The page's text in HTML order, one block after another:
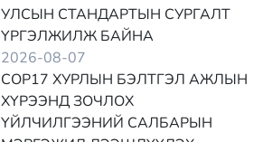
УЛСЫН СТАНДАРТЫН СУРГАЛТ
ҮРГЭЛЖИЛЖ БАЙНА
2026-08-07
COP17 ХУРЛЫН БЭЛТГЭЛ АЖЛЫН
ХҮРЭЭНД ЗОЧЛОХ
ҮЙЛЧИЛГЭЭНИЙ САЛБАРЫН